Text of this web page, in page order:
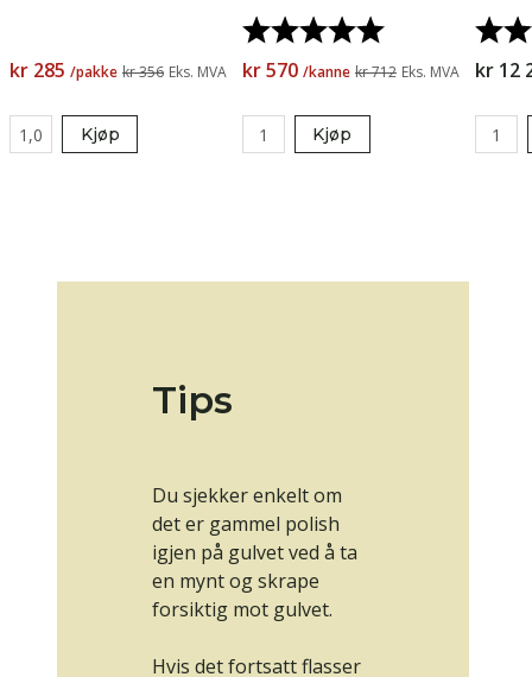
kr 285 /pakke kr 356 Eks. MVA
Kjøp
Karakter:
5.0 av 5 mulige
kr 570 /kanne kr 712 Eks. MVA
Kjøp
kr 12
Tips
Du sjekker enkelt om
det er gammel polish
igjen på gulvet ved å ta
en mynt og skrape
forsiktig mot gulvet.
Hvis det fortsatt flasser